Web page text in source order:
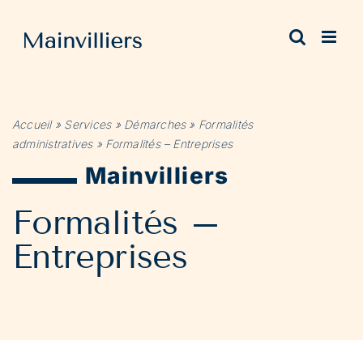
contenu
Accueil» Services» Démarches» Formalités
administratives» Formalités – Entreprises
Mainvilliers
Formalités –
Entreprises